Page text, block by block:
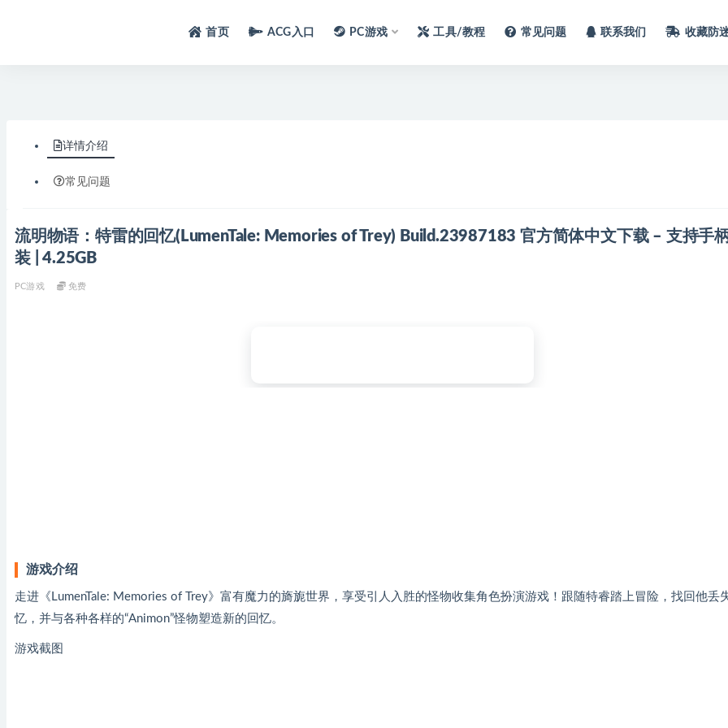
首页 ACG入口 PC游戏 工具/教程 常见问题 联系我们 收藏防
详情介绍
常见问题
流明物语：特雷的回忆(LumenTale: Memories of Trey) Build.23987183 官方简体中文下载 – 支持手
装 | 4.25GB
PC游戏 免费
游戏介绍
走进《LumenTale: Memories of Trey》富有魔力的旖旎世界，享受引人入胜的怪物收集角色扮演游戏！跟随特睿踏上冒险，找回他丢
忆，并与各种各样的“Animon”怪物塑造新的回忆。
游戏截图